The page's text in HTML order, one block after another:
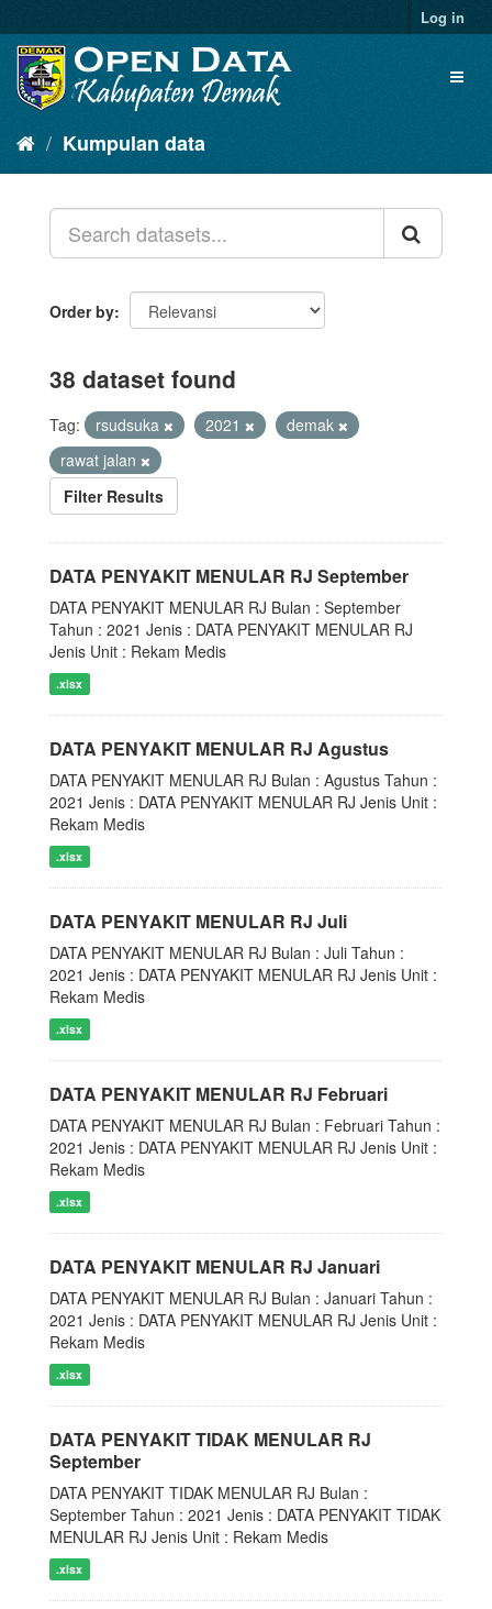
Log in
Kumpulan data
Order by
38 dataset found
Tag: rsudsuka 2021
demak
rawat jalan
Filter Results
DATA PENYAKIT MENULAR RJ September
DATA PENYAKIT MENULAR RJ Bulan : September
Tahun : 2021 Jenis : DATA PENYAKIT MENULAR RJ
Jenis Unit : Rekam Medis
.xlsx
DATA PENYAKIT MENULAR RJ Agustus
DATA PENYAKIT MENULAR RJ Bulan : Agustus Tahun :
2021 Jenis : DATA PENYAKIT MENULAR RJ Jenis Unit :
Rekam Medis
.xlsx
DATA PENYAKIT MENULAR RJ Juli
DATA PENYAKIT MENULAR RJ Bulan : Juli Tahun :
2021 Jenis : DATA PENYAKIT MENULAR RJ Jenis Unit :
Rekam Medis
.xlsx
DATA PENYAKIT MENULAR RJ Februari
DATA PENYAKIT MENULAR RJ Bulan : Februari Tahun :
2021 Jenis : DATA PENYAKIT MENULAR RJ Jenis Unit :
Rekam Medis
.xlsx
DATA PENYAKIT MENULAR RJ Januari
DATA PENYAKIT MENULAR RJ Bulan : Januari Tahun :
2021 Jenis : DATA PENYAKIT MENULAR RJ Jenis Unit :
Rekam Medis
.xlsx
DATA PENYAKIT TIDAK MENULAR RJ
September
DATA PENYAKIT TIDAK MENULAR RJ Bulan :
September Tahun : 2021 Jenis : DATA PENYAKIT TIDAK
MENULAR RJ Jenis Unit : Rekam Medis
.xlsx